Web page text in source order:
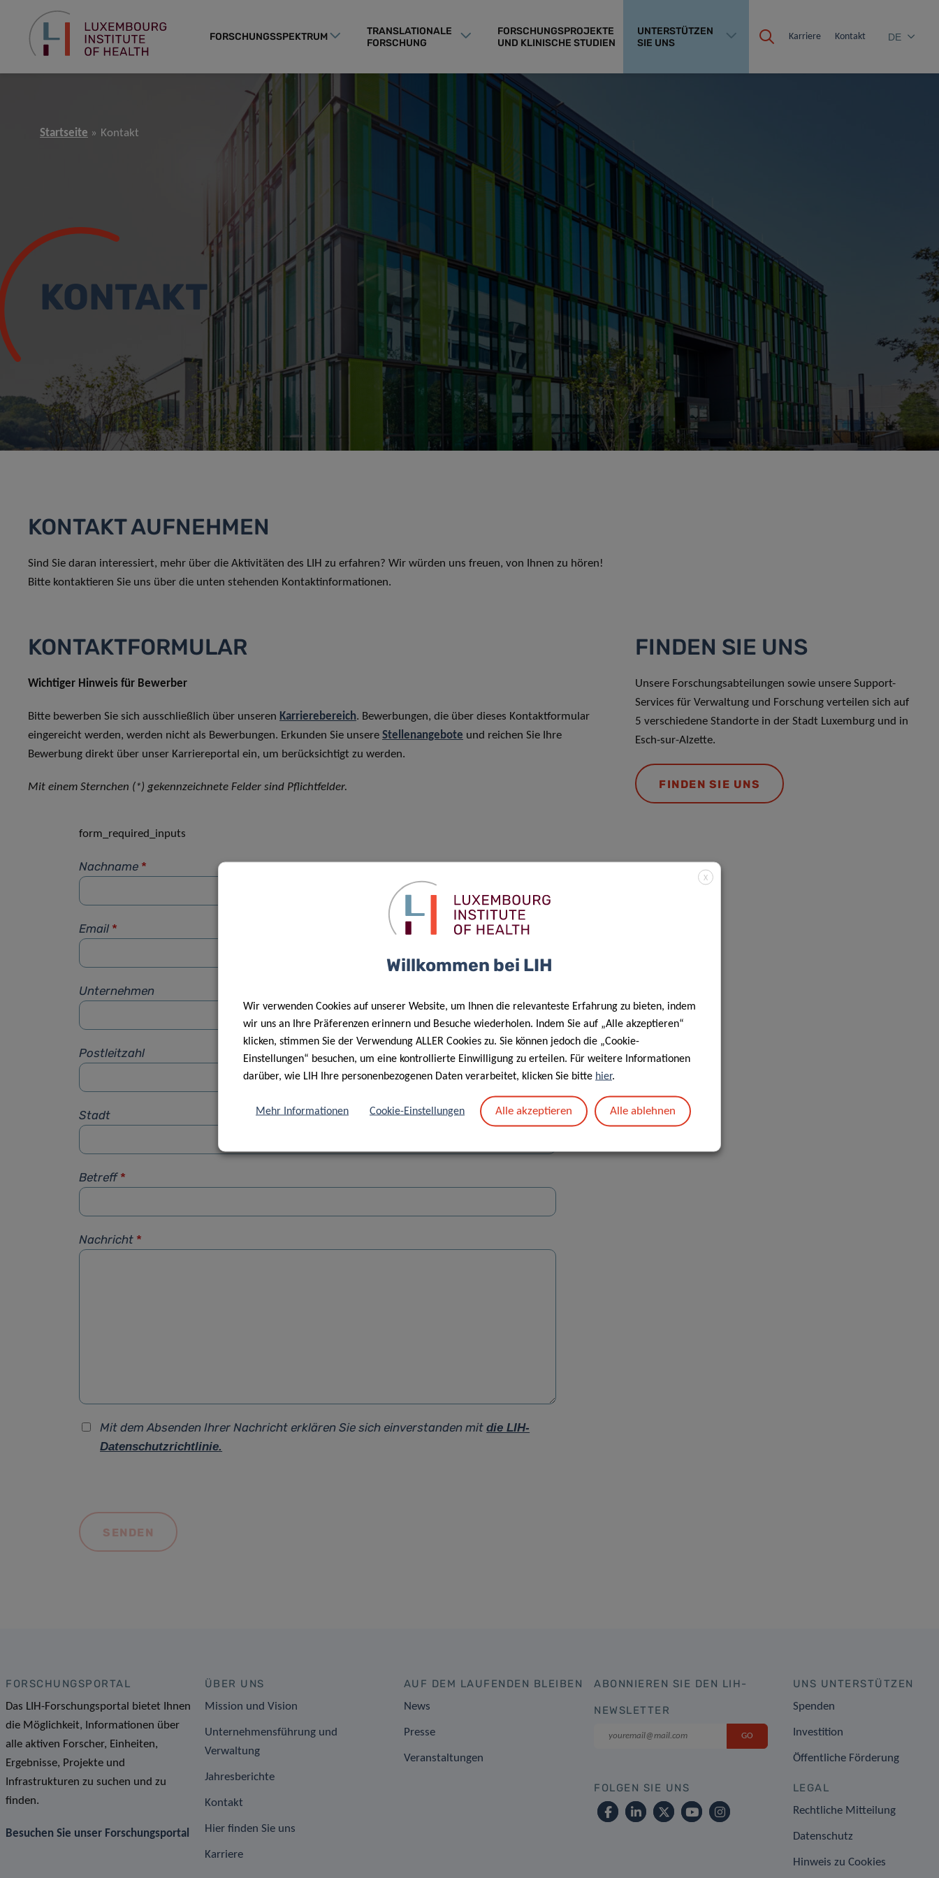
FORSCHUNGSSPEKTRUM
TRANSLATIONALE
FORSCHUNG
FORSCHUNGSPROJEKTE
UND KLINISCHE STUDIEN
UNTERSTÜTZEN
SIE UNS
Karriere Kontakt DE
Startseite Kontakt
KONTAKT
KONTAKT AUFNEHMEN
Sind Sie daran interessiert, mehr über die Aktivitäten des LIH zu erfahren? Wir würden uns freuen, von Ihnen zu hören!
Bitte kontaktieren Sie uns über die unten stehenden Kontaktinformationen.
KONTAKTFORMULAR
Wichtiger Hinweis für Bewerber
Bitte bewerben Sie sich ausschließlich über unseren Karrierebereich. Bewerbungen, die über dieses Kontaktformular
eingereicht werden, werden nicht als Bewerbungen. Erkunden Sie unsere Stellenangebote und reichen Sie Ihre
Bewerbung direkt über unser Karriereportal ein, um berücksichtigt zu werden.
Mit einem Sternchen (*) gekennzeichnete Felder sind Pflichtfelder.
form_required_inputs
Nachname * Vorname*
Email *
Unternehmen
Postleitzahl Straße
Stadt
Betreff *
Nachricht *
Mit dem Absenden Ihrer Nachricht erklären Sie sich einverstanden mitdie LIH-
Datenschutzrichtlinie.
FINDEN SIE UNS
Unsere Forschungsabteilungen sowie unsere Support-
Services für Verwaltung und Forschung verteilen sich auf
5 verschiedene Standorte in der Stadt Luxemburg und in
Esch-sur-Alzette.
FINDEN SIE UNS
FORSCHUNGSPORTAL
Das LIH-Forschungsportal bietet Ihnen
die Möglichkeit, Informationen über
alle aktiven Forscher, Einheiten,
Ergebnisse, Projekte und
Infrastrukturen zu suchen und zu
finden.
Besuchen Sie unser Forschungsportal
ÜBER UNS
Mission und Vision
Unternehmensführung und
Verwaltung
Jahresberichte
Kontakt
Hier finden Sie uns
Karriere
AUF DEM LAUFENDEN BLEIBEN
News
Presse
Veranstaltungen
ABONNIEREN SIE DEN LIH-
NEWSLETTER
FOLGEN SIE UNS
UNS UNTERSTÜTZEN
Spenden
Investition
Öffentliche Förderung
LEGAL
Rechtliche Mitteilung
Datenschutz
Hinweis zu Cookies
X
Willkommen bei LIH
Wir verwenden Cookies auf unserer Website, um Ihnen die relevanteste Erfahrung zu bieten, indem
wir uns an Ihre Präferenzen erinnern und Besuche wiederholen. Indem Sie auf „Alle akzeptieren“
klicken, stimmen Sie der Verwendung ALLER Cookies zu. Sie können jedoch die „Cookie-
Einstellungen“ besuchen, um eine kontrollierte Einwilligung zu erteilen. Für weitere Informationen
darüber, wie LIH Ihre personenbezogenen Daten verarbeitet, klicken Sie bitte hier.
Mehr Informationen Cookie-Einstellungen Alle akzeptieren Alle ablehnen